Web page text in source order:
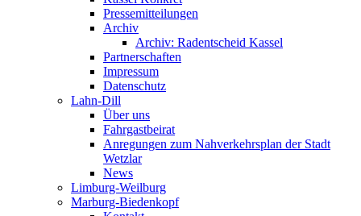
Pressemitteilungen
Archiv
Archiv: Radentscheid Kassel
Partnerschaften
Impressum
Datenschutz
Lahn-Dill
Über uns
Fahrgastbeirat
Anregungen zum Nahverkehrsplan der Stadt
Wetzlar
News
Limburg-Weilburg
Marburg-Biedenkopf